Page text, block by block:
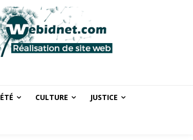
CULTURE JUSTICE